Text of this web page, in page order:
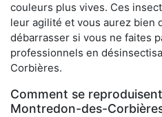
couleurs plus vives. Ces
leur agilité et vous aurez bien
débarrasser si vous ne faites
professionnels en
Corbières.
Comment se
Montredon-des-